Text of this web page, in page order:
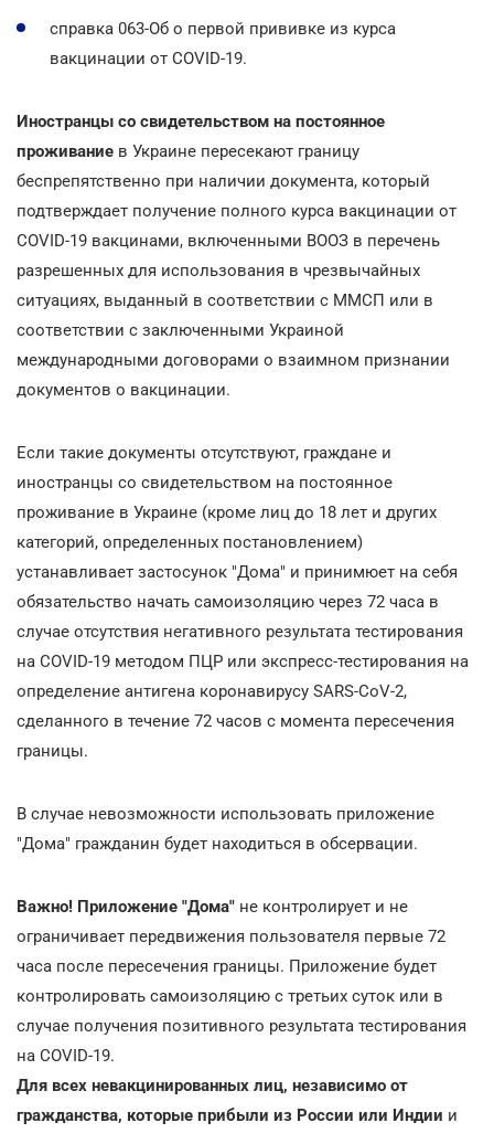
справка 063-Об о первой прививке из курса
вакцинации от COVID-19.
Иностранцы со свидетельством на постоянное
проживание в Украине пересекают границу
беспрепятственно при наличии документа, который
подтверждает получение полного курса вакцинации от
COVID-19 вакцинами, включенными ВООЗ в перечень
разрешенных для использования в чрезвычайных
ситуациях, выданный в соответствии с ММСП или в
соответствии с заключенными Украиной
международными договорами о взаимном признании
документов о вакцинации.
Если такие документы отсутствуют, граждане и
иностранцы со свидетельством на постоянное
проживание в Украине (кроме лиц до 18 лет и других
категорий, определенных постановлением)
устанавливает застосунок "Дома" и принимюет на себя
обязательство начать самоизоляцию через 72 часа в
случае отсутствия негативного результата тестирования
на COVID-19 методом ПЦР или экспресс-тестирования на
определение антигена коронавирусу SARS-CoV-2,
сделанного в течение 72 часов с момента пересечения
границы.
В случае невозможности использовать приложение
"Дома" гражданин будет находиться в обсервации.
Важно! Приложение "Дома" не контролирует и не
ограничивает передвижения пользователя первые 72
часа после пересечения границы. Приложение будет
контролировать самоизоляцию с третьих суток или в
случае получения позитивного результата тестирования
на COVID-19.
Для всех невакцинированных лиц, независимо от
гражданства, которые прибыли из России или Индии и